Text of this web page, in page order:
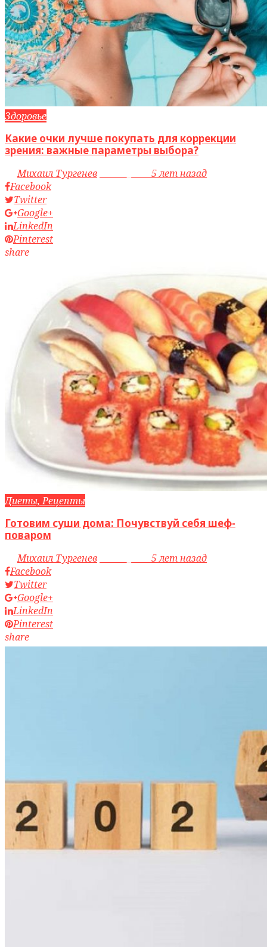
Здоровье
Какие очки лучше покупать для коррекции
зрения: важные параметры выбора?
byМихаил Тургенев
5 лет назад
Facebook
Twitter
Google+
LinkedIn
Pinterest
share
Диеты, Рецепты
Готовим суши дома: Почувствуй себя шеф-
поваром
byМихаил Тургенев
5 лет назад
Facebook
Twitter
Google+
LinkedIn
Pinterest
share